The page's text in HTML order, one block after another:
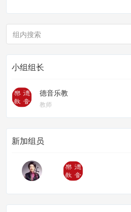
小组组长
德音乐教
教师
新加组员